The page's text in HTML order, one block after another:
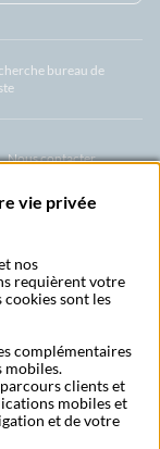
bureau de
Nous contacter
et partenaires
Financiers
CGU
et accessibilité
candidature
vie privée
nos
requièrent votre
cookies sont les
complémentaires
mobiles.
clients et
mobiles et
et de votre